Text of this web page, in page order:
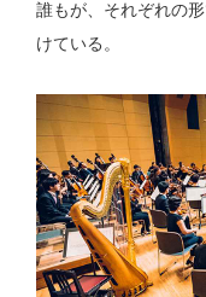
誰もが、それぞれの
けている。